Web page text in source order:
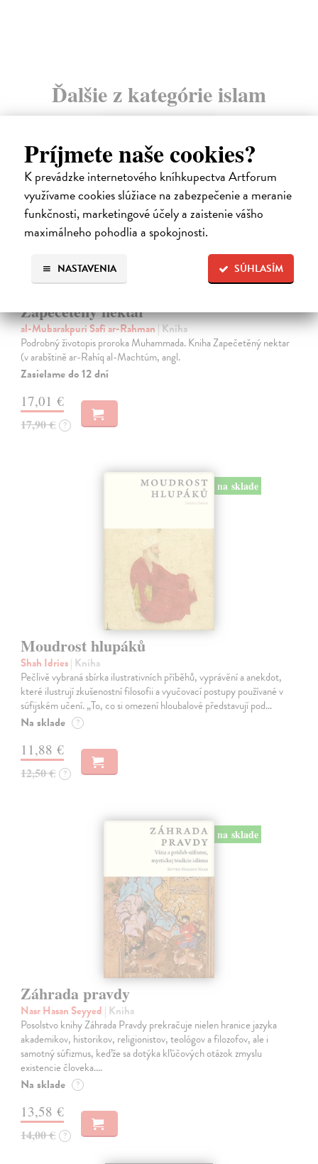
Príjmete naše cookies?
K prevádzke internetového kníhkupectva Artforum
využívame cookies slúžiace na zabezpečenie a meranie
funkčnosti, marketingové účely a zaistenie vášho
maximálneho pohodlia a spokojnosti.
SÚHLASÍM
NASTAVENIA
Ďalšie z kategórie islam
Zapečetěný nektar
al-Mubarakpuri Safi ar-Rahman| Kniha
Podrobný životopis proroka Muhammada. Kniha Zapečetěný nektar
(v arabštině ar-Rahíq al-Machtúm, angl.
Zasielame do 12 dní
17,01 €
17,90 € ?
na sklade
Moudrost hlupáků
Shah Idries| Kniha
Pečlivě vybraná sbírka ilustrativních příběhů, vyprávění a anekdot,
které ilustrují zkušenostní filosofii a vyučovací postupy používané v
súfijském učení. „To, co si omezení hloubalové představují pod…
Na sklade ?
11,88 €
12,50 € ?
na sklade
Záhrada pravdy
Nasr Hasan Seyyed | Kniha
Posolstvo knihy Záhrada Pravdy prekračuje nielen hranice jazyka
akademikov, historikov, religionistov, teológov a filozofov, ale i
samotný súfizmus, keďže sa dotýka kľúčových otázok zmyslu
existencie človeka.…
Na sklade ?
13,58 €
14,00 € ?